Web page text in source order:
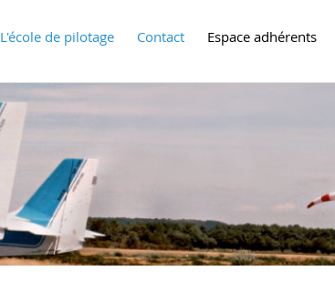
L'école de pilotage Contact Espace adhérents